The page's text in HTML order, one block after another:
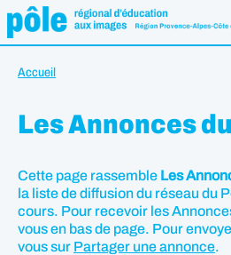
Accueil
Les Annonces
Cette page rassemble Les
la liste de diffusion du réseau du
cours. Pour recevoir les
vous en bas de page. Pour
vous sur Partager une annonce.